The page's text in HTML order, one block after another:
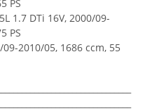
PS
1.7 DTi 16V, 2000/09-
PS
2010/05, 1686 ccm, 55